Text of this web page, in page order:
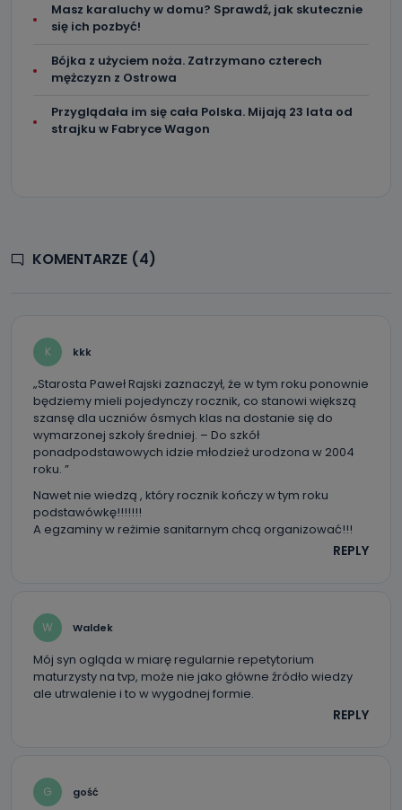
Masz karaluchy w domu? Sprawdź, jak skutecznie
się ich pozbyć!
Bójka z użyciem noża. Zatrzymano czterech
mężczyzn z Ostrowa
Przyglądała im się cała Polska. Mijają 23 lata od
strajku w Fabryce Wagon
KOMENTARZE (4)
K kkk
„Starosta Paweł Rajski zaznaczył, że w tym roku ponownie
będziemy mieli pojedynczy rocznik, co stanowi większą
szansę dla uczniów ósmych klas na dostanie się do
wymarzonej szkoły średniej. – Do szkół
ponadpodstawowych idzie młodzież urodzona w 2004
roku. ”
Nawet nie wiedzą , który rocznik kończy w tym roku
podstawówkę!!!!!!!
A egzaminy w reżimie sanitarnym chcą organizować!!!
REPLY
W Waldek
Mój syn ogląda w miarę regularnie repetytorium
maturzysty na tvp, może nie jako główne źródło wiedzy
ale utrwalenie i to w wygodnej formie.
REPLY
G gość